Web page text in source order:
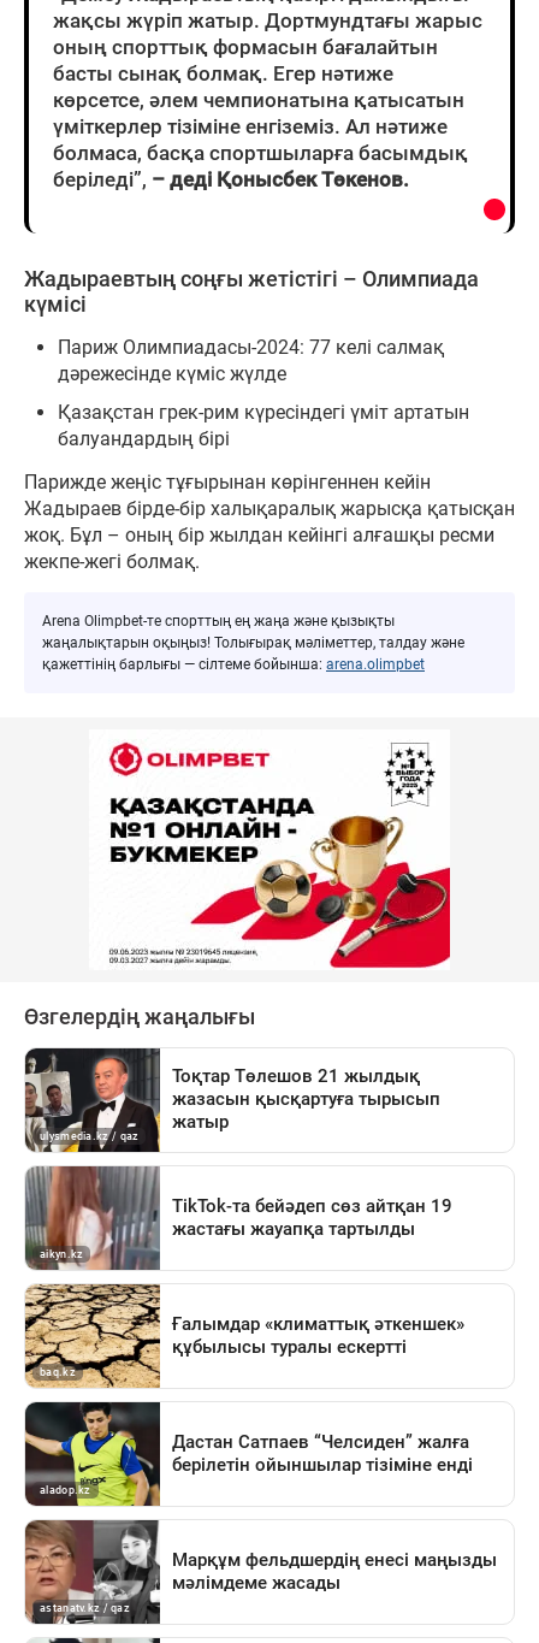
жақсы жүріп жатыр. Дортмундтағы жарыс
оның спорттық формасын бағалайтын
басты сынақ болмақ. Егер нәтиже
көрсетсе, әлем чемпионатына қатысатын
үміткерлер тізіміне енгіземіз. Ал нәтиже
болмаса, басқа спортшыларға басымдық
беріледі”, – деді Қонысбек Төкенов.
Жадыраевтың соңғы жетістігі – Олимпиада
күмісі
Париж Олимпиадасы-2024: 77 келі салмақ
дәрежесінде күміс жүлде
Қазақстан грек-рим күресіндегі үміт артатын
балуандардың бірі
Парижде жеңіс тұғырынан көрінгеннен кейін
Жадыраев бірде-бір халықаралық жарысқа қатысқан
жоқ. Бұл – оның бір жылдан кейінгі алғашқы ресми
жекпе-жегі болмақ.
Arena Olimpbet-те спорттың ең жаңа және қызықты
жаңалықтарын оқыңыз! Толығырақ мәліметтер, талдау және
қажеттінің барлығы — сілтеме бойынша: arena.olimpbet